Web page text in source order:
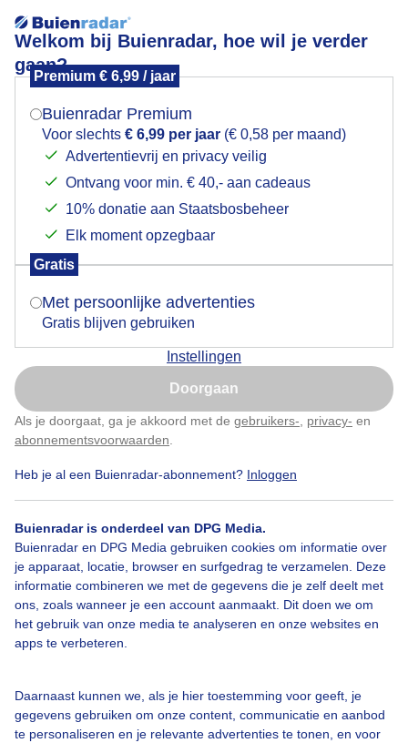
Welkom bij Buienradar, hoe wil je verder
gaan?
Premium € 6,99 / jaar
Buienradar Premium
Voor slechts € 6,99 per jaar (€ 0,58 per maand)
Advertentievrij en privacy veilig
Ontvang voor min. € 40,- aan cadeaus
10% donatie aan Staatsbosbeheer
Elk moment opzegbaar
Gratis
Met persoonlijke advertenties
Gratis blijven gebruiken
Instellingen
Doorgaan
Als je doorgaat, ga je akkoord met de gebruikers- privacy- en
abonnementsvoorwaarden
Heb je al een Buienradar-abonnement? Inloggen
Buienradar is onderdeel van DPG Media.
Buienradar en DPG Media gebruiken cookies om informatie over
je apparaat, locatie, browser en surfgedrag te verzamelen. Deze
informatie combineren we met de gegevens die je zelf deelt met
ons, zoals wanneer je een account aanmaakt. Dit doen we om
het gebruik van onze media te analyseren en onze websites en
apps te verbeteren.
Daarnaast kunnen we, als je hier toestemming voor geeft, je
gegevens gebruiken om onze content, communicatie en aanbod
te personaliseren en je relevante advertenties te tonen, en voor
Perfect vaarweer.
Bij Swifterbant.
Zon Wolken
Bekijk slideshow
Mogen we je locatie gebruiken voor het
Indien je hier nog geen akkoord op hebt gegeven,
verschijnt er zo een pop-up uit je browser waarin
Is goed, toon de popup
Nu niet, misschien later
Klik hierom dit aan te passen